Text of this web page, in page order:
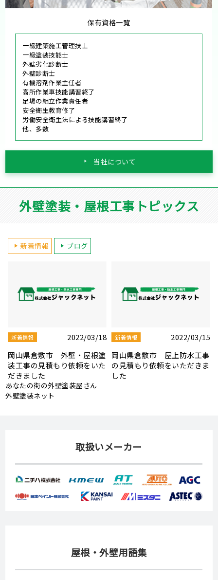
保有資格一覧
一級建築施工管理技士
一級塗装技能士
外壁劣化診断士
外壁診断士
有機溶剤作業主任者
高所作業車技能講習終了
足場の組立作業責任者
安全衛生教育修了
労働安全衛生法による技能講習終了
他、多数
当社について
外壁塗装・屋根工事トピックス
新着情報 ブログ
新着情報
2022/03/10
岡山県岡山市 雨漏り修理の
見積もり依頼をいただきまし
た
新着情報
2022/03/08
岡山県岡山市 屋根板金・シ
ーリング補修工事の見積もり
依頼をいただきました
あなたの街の外壁塗装屋さん
外壁塗装ネット
取扱いメーカー
屋根・外壁用語集